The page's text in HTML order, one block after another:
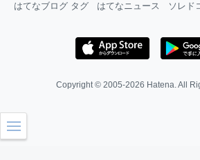
はてなブログ タグ はてなニュース ソレド
Copyright © 2005-2026 Hatena. All